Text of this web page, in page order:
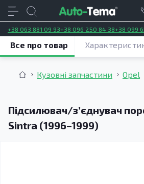
+38 063 881 09 93+38 096 250 84 38+38 099
Кузовні запчастини Opel
Підсилювач/зʼєднувач
Sintra (1996–1999)
Все про товар